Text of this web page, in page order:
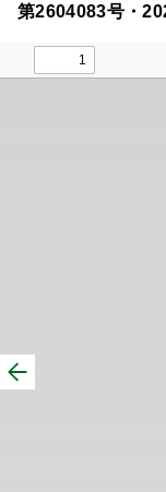
第2604083号・